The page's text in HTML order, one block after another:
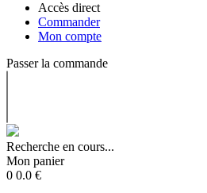
Accès direct
Commander
Mon compte
Passer la commande
Recherche en cours...
Mon panier
0 0.0 €